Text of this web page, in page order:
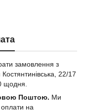
замовлення з
22/17
щодня.
Поштою. Ми
на